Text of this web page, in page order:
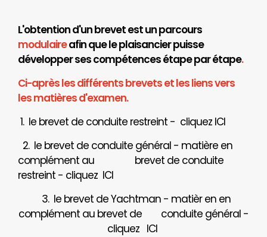
L'obtention d'un brevet est un parcours
modulaireafin que le plaisancier puisse
développer ses compétences étape par étape.
Ci-après les différents brevets et les liens vers
les matières d'examen.
1. le brevet de conduite restreint - cliquez ICI
2. le brevet de conduite général - matière en
complément au brevet de conduite
restreint - cliquez ICI
3. le brevet de Yachtman - matièr en en
complément au brevet de
conduite général -
cliquez ICI